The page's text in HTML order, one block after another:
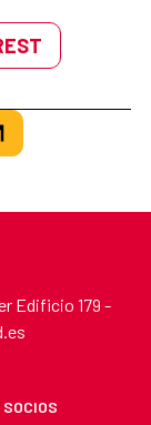
Edificio 179 -